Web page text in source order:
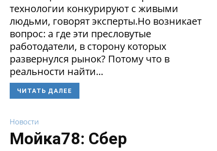
технологии конкурируют с живыми
людьми, говорят эксперты.Но возникает
вопрос: а где эти пресловутые
работодатели, в сторону которых
развернулся рынок? Потому что в
реальности найти...
ЧИТАТЬ ДАЛЕЕ
Новости
Мойка78: Сбер